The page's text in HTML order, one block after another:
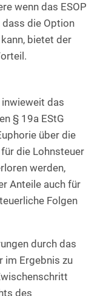
wenn das ESOP
die Option
bietet der
das
§ 19a EStG
über die
die Lohnsteuer
werden,
Anteile auch für
Folgen
durch das
im Ergebnis zu
des